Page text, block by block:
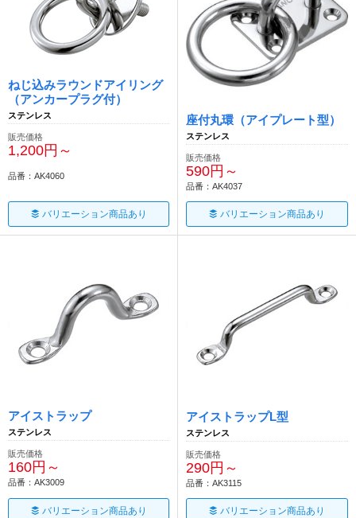
ねじ込みラウンドアイリング
（アンカープラグ付）
ステンレス
販売価格
1,200円～
品番：AK4060
バリエーション商品あり
座付丸環（アイプレート型）
ステンレス
販売価格
590円～
品番：AK4037
バリエーション商品あり
アイストラップ
ステンレス
販売価格
160円～
品番：AK3009
バリエーション商品あり
アイストラップL型
ステンレス
販売価格
290円～
品番：AK3115
バリエーション商品あり